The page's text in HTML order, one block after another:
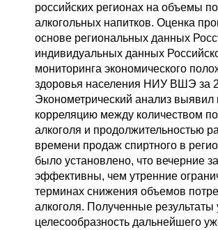
российских регионах на объемы
алкогольных напитков. Оценка
основе региональных данных
индивидуальных данных
мониторинга экономического
здоровья населения НИУ ВШЭ за
Эконометрический анализ
корреляцию между количеством
алкоголя и продолжительностью
времени продаж спиртного в
было установлено, что вечерние
эффективны, чем утренние
терминах снижения объемов
алкоголя. Полученные результаты
целесообразность дальнейшего